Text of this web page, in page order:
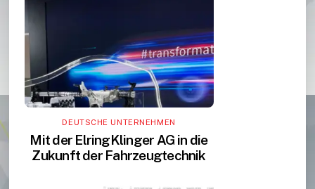
DEUTSCHE UNTERNEHMEN
Mit der ElringKlinger AG in die
Zukunft der Fahrzeugtechnik